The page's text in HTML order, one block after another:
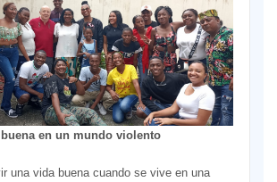
en un mundo violento
una vida buena cuando se vive en una